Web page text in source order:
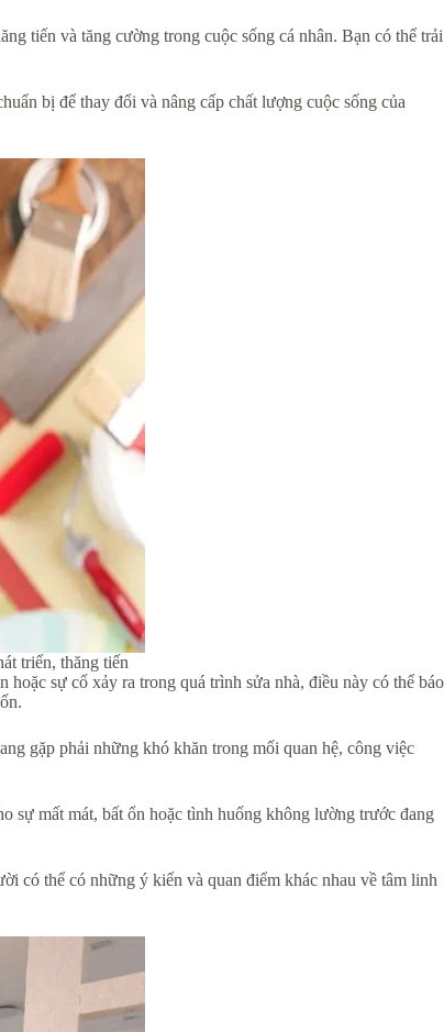
tiến và tăng cường trong cuộc sống cá nhân. Bạn có thể trải
bị để thay đổi và nâng cấp chất lượng cuộc sống của
triển, thăng tiến
sự cố xảy ra trong quá trình sửa nhà, điều này có thể báo
gặp phải những khó khăn trong mối quan hệ, công việc
sự mất mát, bất ổn hoặc tình huống không lường trước đang
có thể có những ý kiến và quan điểm khác nhau về tâm linh